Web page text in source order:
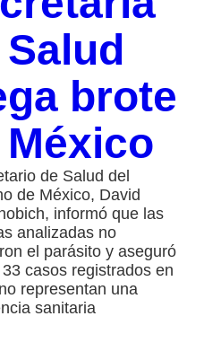
brote
de Salud del
de México, David
informó que las
analizadas no
el parásito y aseguró
casos registrados en
representan una
sanitaria